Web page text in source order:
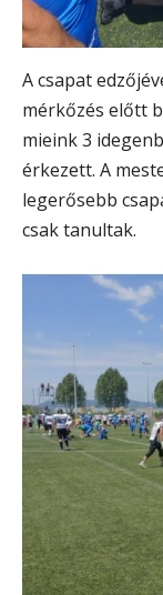
A csapat
mérkőzés előtt
mieink 3
érkezett. A
legerősebb
csak tanultak.